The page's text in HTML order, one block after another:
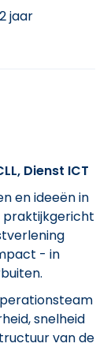
jaar
Dienst ICT
en ideeën in
praktijkgericht
- in
snelheid
van de